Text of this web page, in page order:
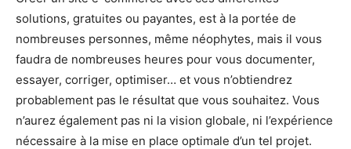
solutions, gratuites ou payantes, est à la portée de
nombreuses personnes, même néophytes, mais il vous
faudra de nombreuses heures pour vous documenter,
essayer, corriger, optimiser… et vous n’obtiendrez
probablement pas le résultat que vous souhaitez. Vous
n’aurez également pas ni la vision globale, ni l’expérience
nécessaire à la mise en place optimale d’un tel projet.